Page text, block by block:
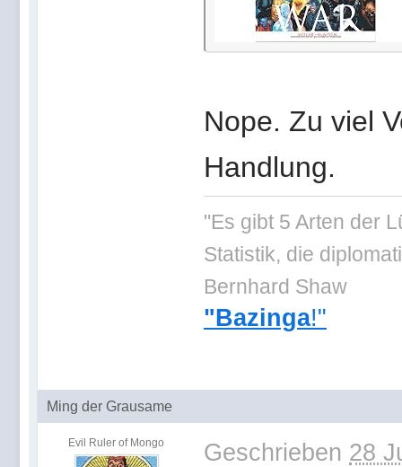
Nope. Zu viel
Handlung.
"Es gibt 5 Arten der
Statistik, die
Bernhard Shaw
"Bazinga!"
Ming der Grausame
Evil Ruler of Mongo Geschrieben 28